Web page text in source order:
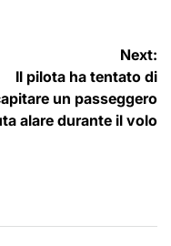
Next:
Il pilota ha tentato di
un passeggero
alare durante il volo